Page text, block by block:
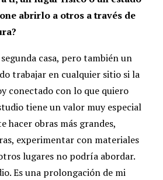
abrirlo a otros a través de
casa, pero también un
trabajar en cualquier sitio si la
conectado con lo que quiero
tiene un valor muy especial
hacer obras más grandes,
experimentar con materiales
lugares no podría abordar.
Es una prolongación de mi